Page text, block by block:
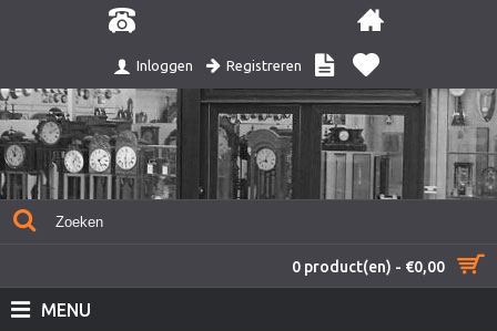
Inloggen Registreren
0 product(en) - €0,00
MENU